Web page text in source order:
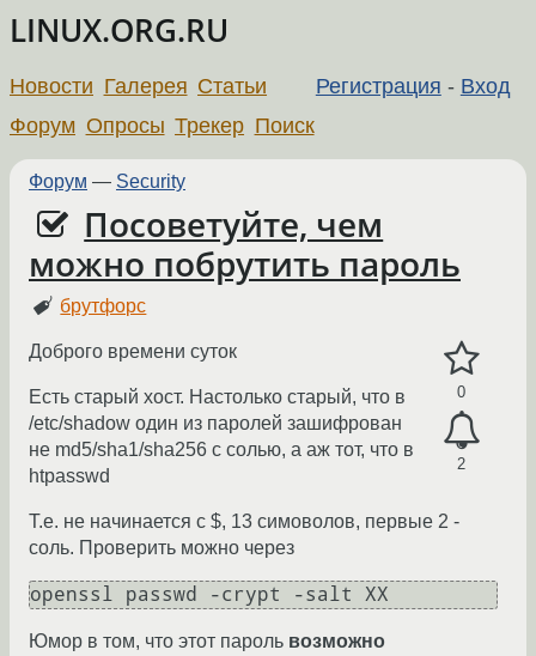
LINUX.ORG.RU
Регистрация - Вход
Новости Галерея Статьи
Форум Опросы Трекер Поиск
Форум — Security
Посоветуйте, чем
можно побрутить пароль
брутфорс
0
2
Доброго времени суток
Есть старый хост. Настолько старый, что в
/etc/shadow один из паролей зашифрован
не md5/sha1/sha256 с солью, а аж тот, что в
htpasswd
Т.е. не начинается с $, 13 симоволов, первые 2 -
соль. Проверить можно через
openssl passwd -crypt -salt XX
Юмор в том, что этот пароль возможно